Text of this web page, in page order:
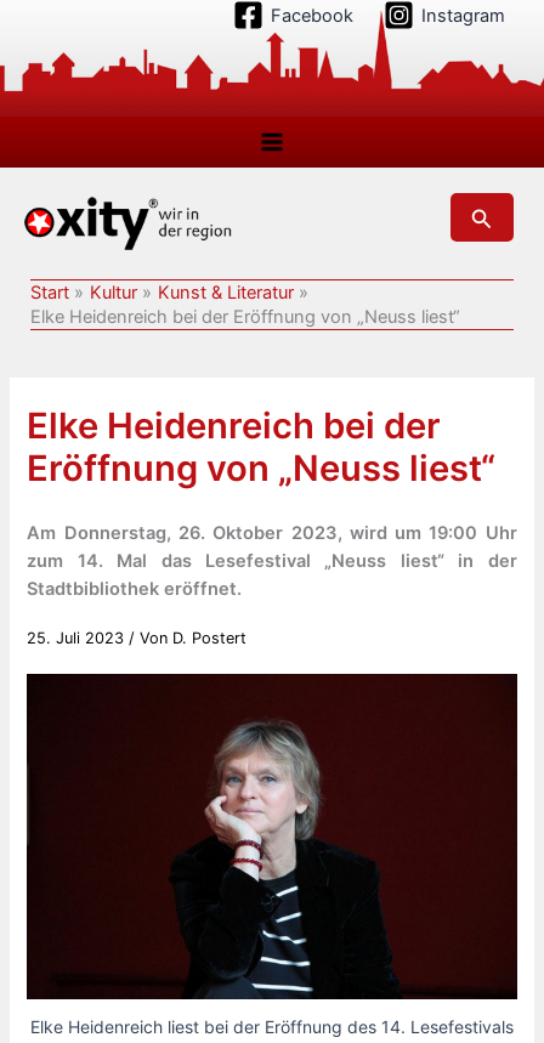
springen
Facebook Instagram
Suchen
Start Kultur
Kunst & Literatur
Elke Heidenreich bei der Eröffnung von „Neuss liest“
Elke Heidenreich bei der
Eröffnung von „Neuss liest“
Am Donnerstag, 26. Oktober 2023, wird um 19:00 Uhr
zum 14. Mal das Lesefestival „Neuss liest“ in der
Stadtbibliothek eröffnet.
25. Juli 2023 / Von D. Postert
Elke Heidenreich liest bei der Eröffnung des 14. Lesefestivals